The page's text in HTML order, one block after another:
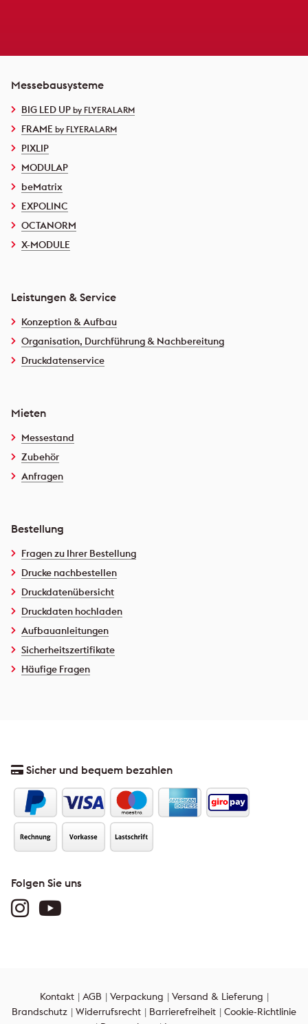
Messebausysteme
BIG LED UP by FLYERALARM
FRAME by FLYERALARM
PIXLIP
MODULAP
beMatrix
EXPOLINC
OCTANORM
X-MODULE
Leistungen & Service
Konzeption & Aufbau
Organisation, Durchführung & Nachbereitung
Druckdatenservice
Mieten
Messestand
Zubehör
Anfragen
Bestellung
Fragen zu Ihrer Bestellung
Drucke nachbestellen
Druckdatenübersicht
Druckdaten hochladen
Aufbauanleitungen
Sicherheitszertifikate
Häufige Fragen
Sicher und bequem bezahlen
Folgen Sie uns
Kontakt AGB Verpackung
Versand & Lieferung
Brandschutz
Widerrufsrecht Barrierefreiheit
Cookie-Richtlinie